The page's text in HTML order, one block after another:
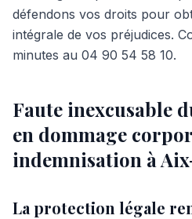
défendons vos droits pour
intégrale de vos préjudices.
minutes au 04 90 54 58 10.
Faute inexcusable
en dommage
indemnisation à
La protection légale